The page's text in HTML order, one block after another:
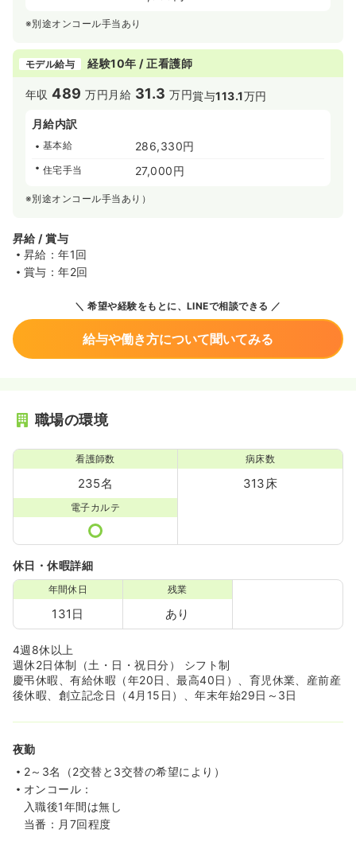
※別途オンコール手当あり
モデル給与 経験10年 / 正看護師
年収489 万円 月給 31.3 万円賞与113.1万円
月給内訳
基本給 286,330円
住宅手当 27,000円
※別途オンコール手当あり）
昇給 / 賞与
昇給：年1回
賞与：年2回
希望や経験をもとに、LINEで相談できる
給与や働き方について聞いてみる
職場の環境
看護師数
235名
病床数
313床
電子カルテ
休日・休暇詳細
年間休日
131日
残業
あり
4週8休以上
週休2日体制（土・日・祝日分） シフト制
慶弔休暇、有給休暇（年20日、最高40日）、育児休業、産前産
後休暇、創立記念日（4月15日）、年末年始29日～3日
夜勤
2～3名（2交替と3交替の希望により）
オンコール：
入職後1年間は無し
当番：月7回程度